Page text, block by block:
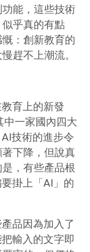
能，這些技術
乎真的有點
慨：創新教育的
趕不上潮流。
育上的新發
中一家國內四大
技術的進步令
下降，但說真
，有些產品根
掛上「AI」的
品因為加入了
輸入的文字即